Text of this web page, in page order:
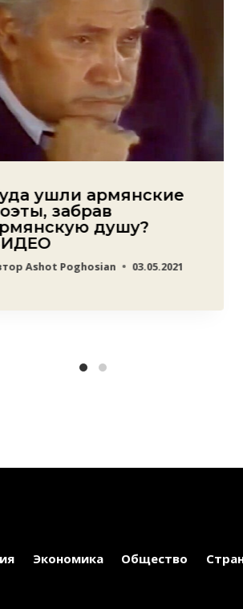
ушли армянские
забрав
душу?
Ashot Poghosian 03.05.2021
Экономика Общество